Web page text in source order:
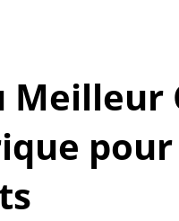
Meilleur
pour